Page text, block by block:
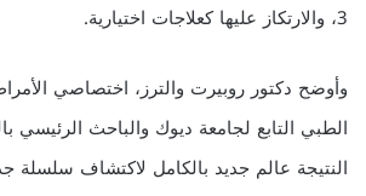
3، والارتكاز عليها كعلاجات اختيارية.
وأوضح دكتور روبيرت والترز، اختصاصي
الطبي التابع لجامعة ديوك والباحث الرئيسي
النتيجة عالم جديد بالكامل لاكتشاف سلسلة